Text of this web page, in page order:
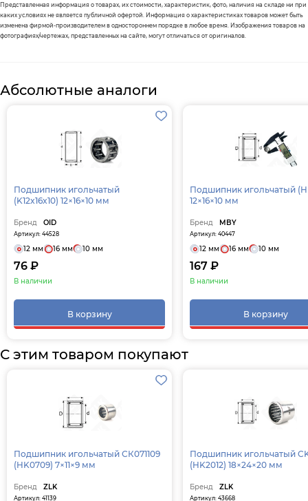
Представленная информация о товарах, их стоимости, характеристик, фото, наличия на складе ни при
каких условиях не является публичной офертой. Информация о характеристиках товаров может быть
изменена фирмой-производителем в одностороннем порядке в любое время. Изображения товаров на
фотографиях/чертежах, представленных на сайте, могут отличаться от оригиналов.
Абсолютные аналоги
Подшипник игольчатый
(K12x16x10) 12×16×10 мм
Бренд OID
Артикул: 44528
12 мм 16 мм 10 мм
76 ₽
В наличии
В корзину
Подшипник игольчатый (HK1210)
12×16×10 мм
Бренд MBY
Артикул: 40447
12 мм 16 мм 10 мм
167 ₽
В наличии
В корзину
С этим товаром покупают
Подшипник игольчатый СК071109
(HK0709) 7×11×9 мм
Бренд ZLK
Артикул: 41139
Подшипник игольчатый
(HK2012) 18×24×20 мм
Бренд ZLK
Артикул: 43668